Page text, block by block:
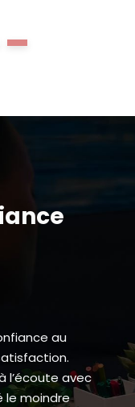
5
au
l’écoute avec
le moindre